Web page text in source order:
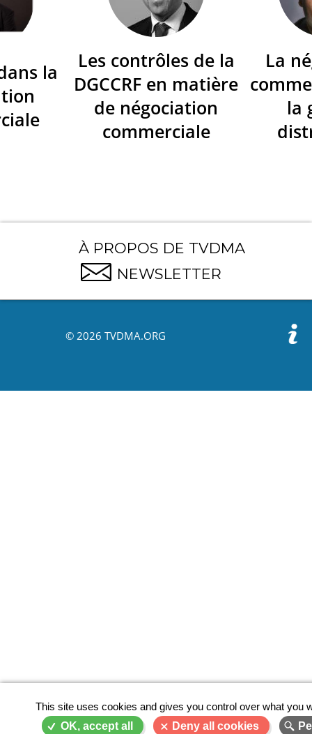
la
Les contrôles de la
DGCCRF en matière
de négociation
commerciale
La
la
À PROPOS DE TVDMA
NEWSLETTER
© 2026 TVDMA.ORG
This site uses cookies and gives you control over what you
OK, accept all
Deny all cookies